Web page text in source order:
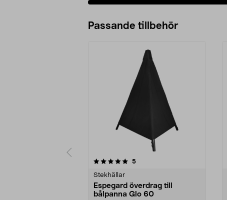
Passande tillbehör
5recensioner
Stekhällar
Espegard överdrag till
bålpanna Glo 60
5.0av 5 stjärnor